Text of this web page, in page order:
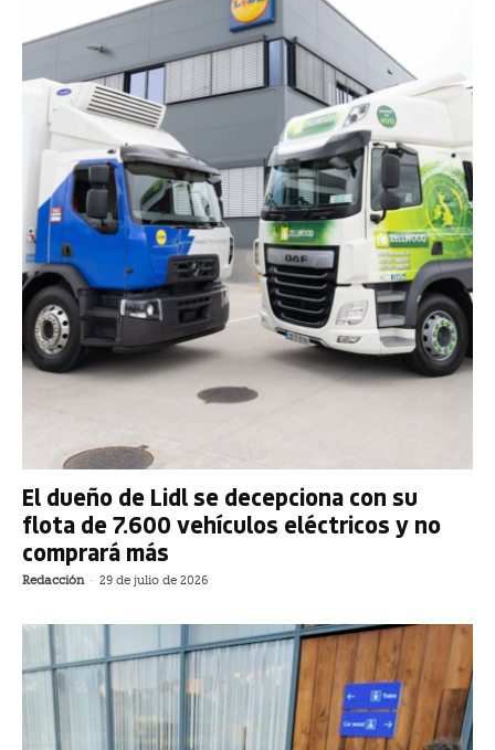
El dueño de Lidl se decepciona con su
flota de 7.600 vehículos eléctricos y no
comprará más
Redacción - 29 de julio de 2026